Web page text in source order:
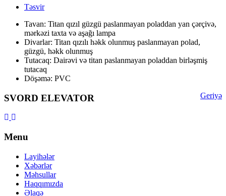
Təsvir
Tavan: Titan qızıl güzgü paslanmayan poladdan yan çərçivə,
mərkəzi taxta və aşağı lampa
Divarlar: Titan qızılı həkk olunmuş paslanmayan polad,
güzgü, həkk olunmuş
Tutacaq: Dairəvi və titan paslanmayan poladdan birləşmiş
tutacaq
Döşəmə: PVC
Geriyə
SVORD ELEVATOR
Menu
Layihələr
Xəbərlər
Məhsullar
Haqqımızda
Əlaqə